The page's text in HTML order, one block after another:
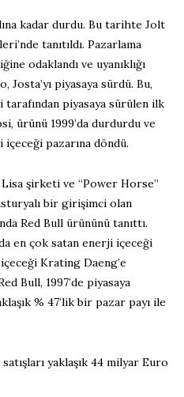
kadar durdu. Bu tarihte Jolt
tanıtıldı. Pazarlama
odaklandı ve uyanıklığı
Josta’yı piyasaya sürdü. Bu,
piyasaya sürülen ilk
ürünü 1999’da durdurdu ve
pazarına döndü.
şirketi ve “Power Horse”
bir girişimci olan
Red Bull ürününü tanıttı.
en çok satan enerji içeceği
Krating Daeng’e
Bull, 1997’de piyasaya
% 47’lik bir pazar payı ile
yaklaşık 44 milyar Euro